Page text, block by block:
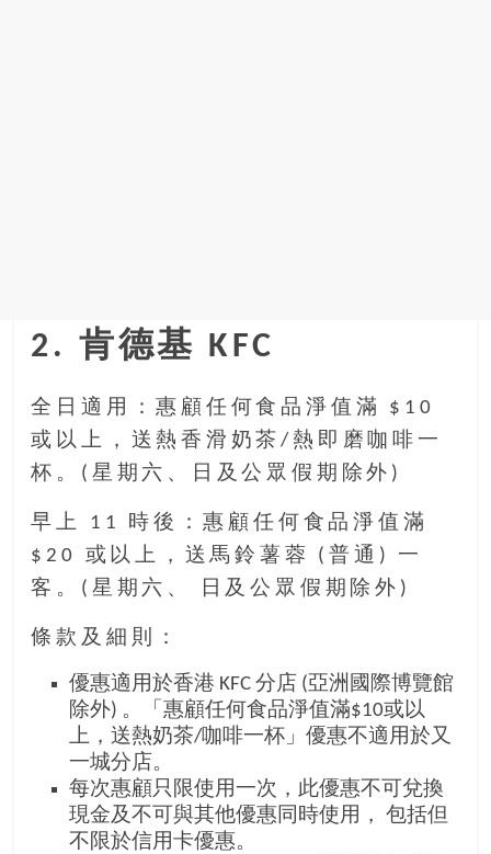
2. 肯德基 KFC
全日適用：惠顧任何食品淨值滿 $10
或以上，送熱香滑奶茶/熱即磨咖啡一
杯。(星期六、日及公眾假期除外)
早上 11 時後：惠顧任何食品淨值滿
$20 或以上，送馬鈴薯蓉 (普通) 一
客。(星期六、 日及公眾假期除外)
條款及細則：
優惠適用於香港 KFC 分店 (亞洲國際博覽館
除外) 。「惠顧任何食品淨值滿$10或以
上，送熱奶茶/咖啡一杯」優惠不適用於又
一城分店。
每次惠顧只限使用一次，此優惠不可兌換
現金及不可與其他優惠同時使用， 包括但
不限於信用卡優惠。